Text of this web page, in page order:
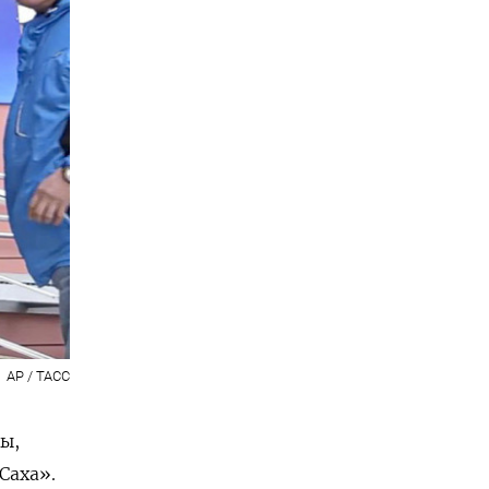
AP / ТАСС